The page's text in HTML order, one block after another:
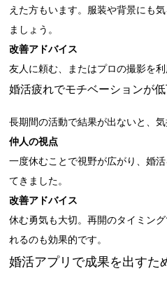
えた方もいます。服装や背景にも
ましょう。
改善アドバイス
友人に頼む、またはプロの撮影を
婚活疲れでモチベーションが
長期間の活動で結果が出ないと、
仲人の視点
一度休むことで視野が広がり、婚
てきました。
改善アドバイス
休む勇気も大切。再開のタイミン
れるのも効果的です。
婚活アプリで成果を出すた